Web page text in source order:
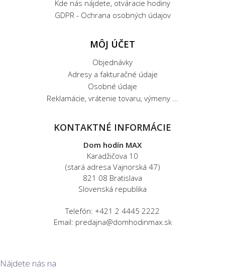
Kde nás nájdete, otváracie hodiny
GDPR - Ochrana osobných údajov
MÔJ ÚČET
Objednávky
Adresy a fakturačné údaje
Osobné údaje
Reklamácie, vrátenie tovaru, výmeny ...
KONTAKTNÉ INFORMÁCIE
Dom hodín MAX
Karadžičova 10
(stará adresa Vajnorská 47)
821 08 Bratislava
Slovenská republika
Telefón: +421 2 4445 2222
Email: predajna@domhodinmax.sk
Nájdete nás na